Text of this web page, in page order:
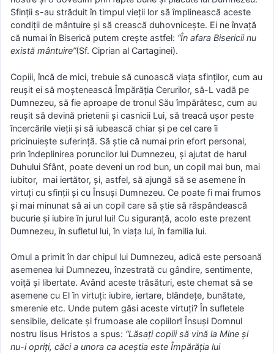
Sfinţii s-au străduit în timpul vieţii lor să împlinească aceste
condiţii de mântuire şi să crească duhovniceşte. Ei ne învaţă
că numai în Biserică putem creşte astfel: “În afara Bisericii nu
există mântuire”(Sf. Ciprian al Cartaginei).
Copiii, încă de mici, trebuie să cunoască viaţa sfinţilor, cum au
reuşit ei să moştenească Împărăţia Cerurilor, să-L vadă pe
Dumnezeu, să fie aproape de tronul Său împărătesc, cum au
reuşit să devină prietenii şi casnicii Lui, să treacă uşor peste
încercările vieţii şi să iubească chiar şi pe cel care îi
pricinuieşte suferinţă. Să ştie că numai prin efort personal,
prin îndeplinirea poruncilor lui Dumnezeu, şi ajutat de harul
Duhului Sfânt, poate deveni un rod bun, un copil mai bun, mai
iubitor, mai iertător, şi, astfel, să ajungă să se asemene în
virtuţi cu sfinţii şi cu Însuşi Dumnezeu. Ce poate fi mai frumos
şi mai minunat să ai un copil care să ştie să răspândească
bucurie şi iubire în jurul lui! Cu siguranţă, acolo este prezent
Dumnezeu, în sufletul lui, în viaţa lui, în familia lui.
Omul a primit în dar chipul lui Dumnezeu, adică este persoană
asemenea lui Dumnezeu, înzestrată cu gândire, sentimente,
voiţă şi libertate. Având aceste trăsături, este chemat să se
asemene cu El în virtuţi: iubire, iertare, blândeţe, bunătate,
smerenie etc. Unde putem găsi aceste virtuţi? În sufletele
sensibile, delicate şi frumoase ale copiilor! Însuşi Domnul
nostru Iisus Hristos a spus: “Lăsaţi copiii să vină la Mine şi
nu-i opriţi, căci a unora ca aceştia este Împărăţia lui